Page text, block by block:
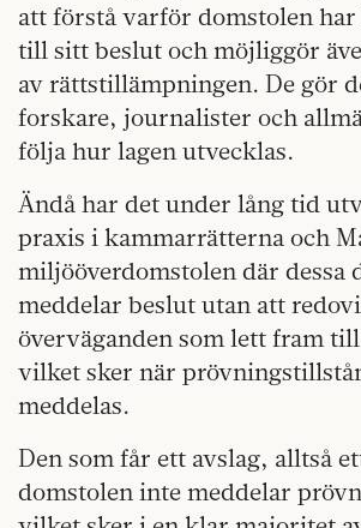
att förstå varför domstolen
till sitt beslut och möjliggör
av rättstillämpningen. De gör
forskare, journalister och
följa hur lagen utvecklas.
Ändå har det under lång tid
praxis i kammarrätterna och
miljööverdomstolen där dessa
meddelar beslut utan att
överväganden som lett fram
vilket sker när
meddelas.
Den som får ett avslag, alltså
domstolen inte meddelar